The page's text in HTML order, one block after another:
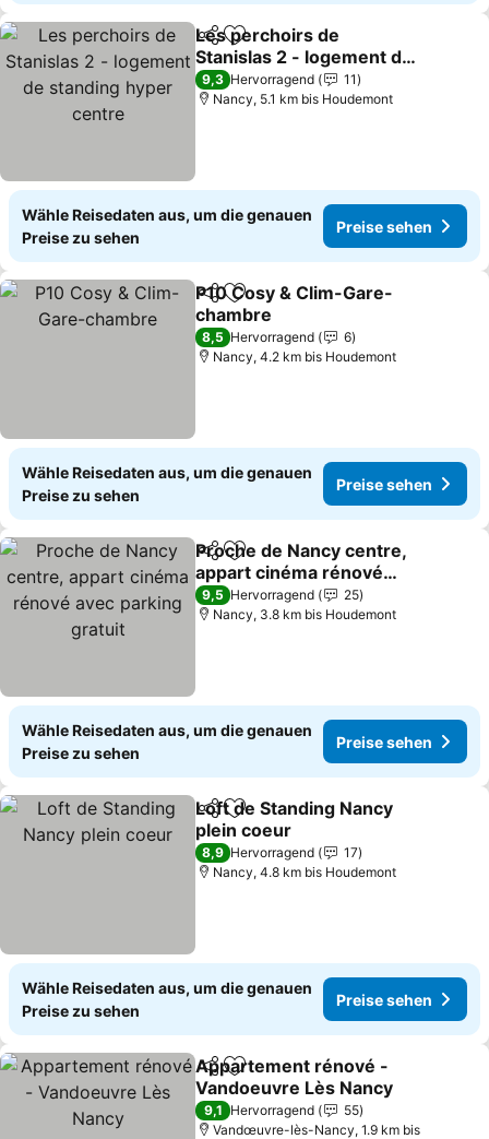
TeilenZu Favoriten hinzufügen
Les perchoirs de
Stanislas 2 - logement de
standing hyper centre
9,3 Hervorragend
11
Nancy, 5.1 km bis Houdemont
Wähle Reisedaten aus, um die genauen
Preise zu sehen
Preise sehen
TeilenZu Favoriten hinzufügen
P10 Cosy & Clim-Gare-
chambre
8,5 Hervorragend
6
Nancy, 4.2 km bis Houdemont
Wähle Reisedaten aus, um die genauen
Preise zu sehen
Preise sehen
TeilenZu Favoriten hinzufügen
Proche de Nancy centre,
appart cinéma rénové
avec parking gratuit
9,5 Hervorragend
25
Nancy, 3.8 km bis Houdemont
Wähle Reisedaten aus, um die genauen
Preise zu sehen
Preise sehen
TeilenZu Favoriten hinzufügen
Loft de Standing Nancy
plein coeur
8,9 Hervorragend
17
Nancy, 4.8 km bis Houdemont
Wähle Reisedaten aus, um die genauen
Preise zu sehen
Preise sehen
TeilenZu Favoriten hinzufügen
Appartement rénové -
Vandoeuvre Lès Nancy
9,1 Hervorragend
55
Vandœuvre-lès-Nancy, 1.9 km bis